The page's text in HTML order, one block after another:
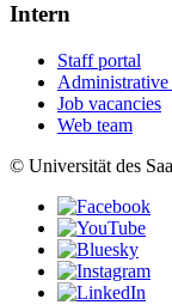
Intern
Staff portal
Administrative
Job vacancies
Web team
© Universität des